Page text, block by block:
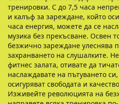
тренировки. С до 7,5 часа
и калъф за зареждане, който
часа енергия, можете да се
музика без прекъсване. Освен
безжично зареждане улеснява
захранването на слушалките.
фитнес залата, отивате да
наслаждавате на пътуването
осигуряват свободата и
Изживейте революцията на